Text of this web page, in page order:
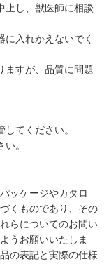
止し、獣医師に相談
入れかえないでく
ますが、品質に問題
てください。
。
ッケージやカタロ
くものであり、その
らについてのお問い
うお願いいたしま
の表記と実際の仕様